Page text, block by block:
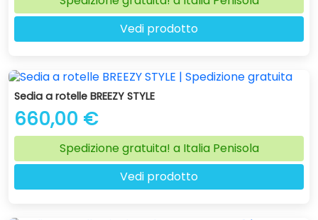
Vedi prodotto
Sedia a rotelle BREEZY STYLE
660,00 €
Spedizione gratuita! a Italia Penisola
Vedi prodotto